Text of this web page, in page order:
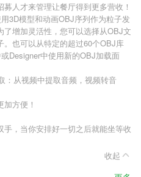
人才来管理让餐厅得到更多营收！
3D模型和动画OBJ序列作为粒子发
增加灵活性，您可以选择从OBJ文
也可以从特定的超过60个OBJ库
Designer中使用新的OBJ加载面
：从视频中提取音频，视频转音
方便！
，当你安排好一切之后就能坐等收
收起